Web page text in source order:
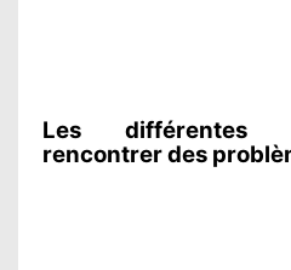
Les différentes
rencontrer des